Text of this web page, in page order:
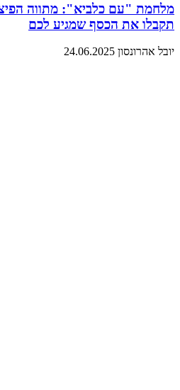
מלחמת "עם כלביא": מתווה
תקבלו את הכסף שמגיע לכם
יובל אהרונסון 24.06.2025